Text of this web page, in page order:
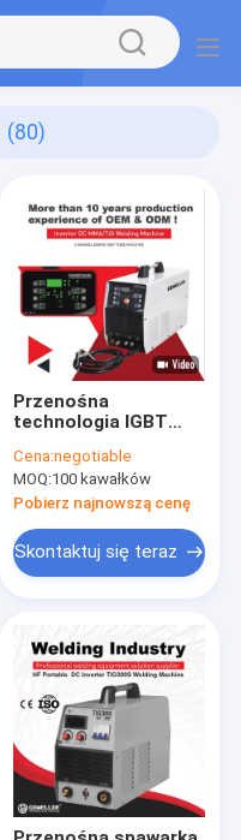
(80)
Przenośna
technologia IGBT
Spawacz TIG 200P
Ac/Dc wysokiej
częstotliwości
spawarka TIG może
spawać aluminium
Cena:negotiable
MOQ:100 kawałków
Pobierz najnowszą cenę
Skontaktuj się teraz